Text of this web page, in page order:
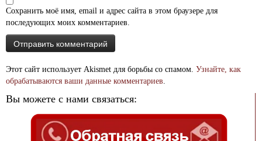
Сохранить моё имя, email и адрес сайта в этом браузере для
последующих моих комментариев.
Этот сайт использует Akismet для борьбы со спамом. Узнайте, как
обрабатываются ваши данные комментариев.
Вы можете с нами связаться: